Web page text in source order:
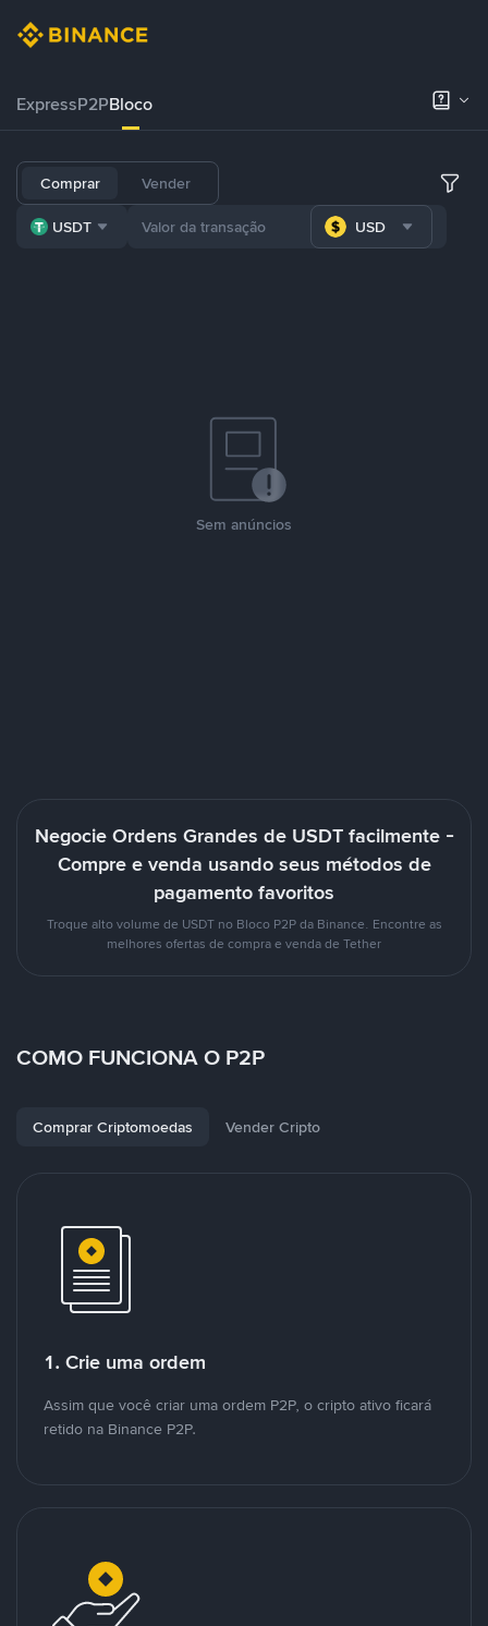
ExpressP2PBloco
Comprar Vender
USDT USD
Sem anúncios
Negocie Ordens Grandes de USDT facilmente -
Compre e venda usando seus métodos de
pagamento favoritos
Troque alto volume de USDT no Bloco P2P da Binance. Encontre as
melhores ofertas de compra e venda de Tether
COMO FUNCIONA O P2P
Comprar Criptomoedas Vender Cripto
1. Crie uma ordem
Assim que você criar uma ordem P2P, o cripto ativo ficará
retido na Binance P2P.